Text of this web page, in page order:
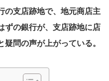
の支店跡地で、地元商店主
ずの銀行が、支店跡地に店
問の声が上がっている。